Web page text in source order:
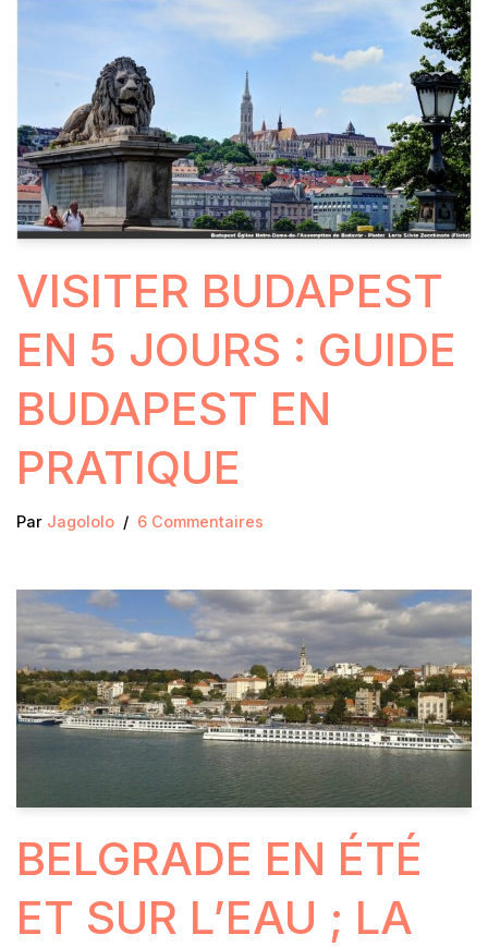
VISITER BUDAPEST
EN 5 JOURS : GUIDE
BUDAPEST EN
PRATIQUE
Par Jagololo 6 Commentaires
BELGRADE EN ÉTÉ
ET SUR L’EAU ; LA